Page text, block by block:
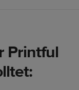
Printful